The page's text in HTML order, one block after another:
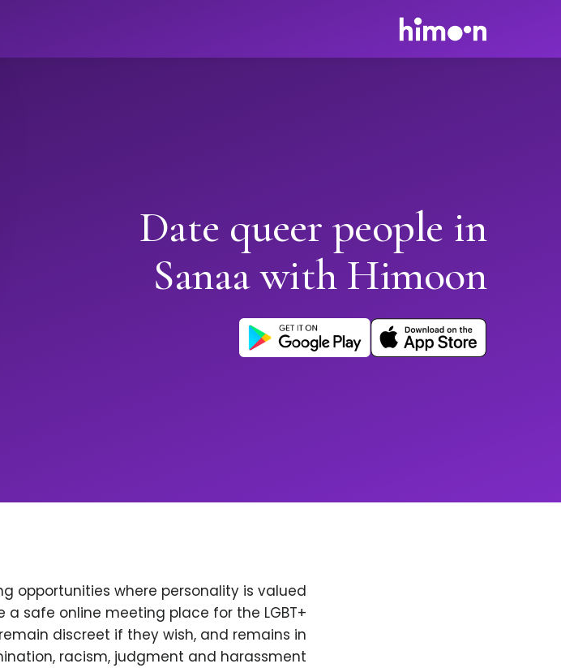
Date queer people in
Sanaa with Himoon
opportunities where personality is valued
safe online meeting place for the LGBT+
discreet if they wish, and remains in
racism, judgment and harassment